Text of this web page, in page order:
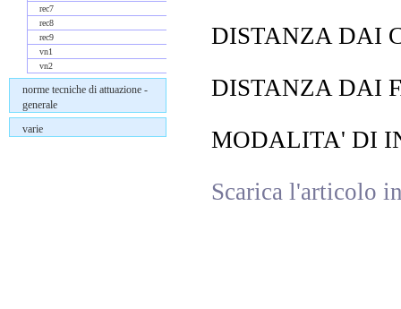
rec7
rec8
rec9
vn1
vn2
norme tecniche di attuazione -
generale
varie
DISTANZA DAI
DISTANZA DAI
MODALITA' DI
Scarica l'articolo